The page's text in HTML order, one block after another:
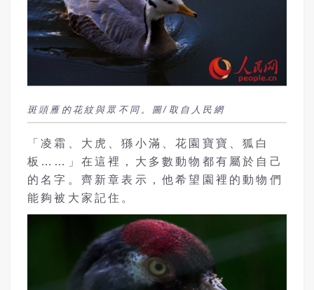
斑頭雁的花紋與眾不同。圖/取自人民網
「凌霜、大虎、猻小滿、花園寶寶、狐白
板……」在這裡，大多數動物都有屬於自己
的名字。齊新章表示，他希望園裡的動物們
能夠被大家記住。